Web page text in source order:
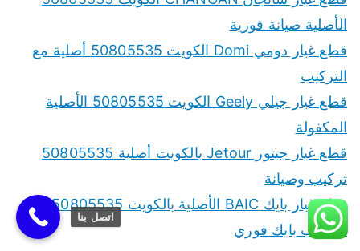
الأصلية صيانة فورية
قطع غيار دومي Domi الكويت 50805535 أصلية مع
التركيب
قطع غيار جيلي Geely الكويت 50805535 الأصلية
المكفولة
قطع غيار جيتور Jetour بالكويت أصلية 50805535
تركيب وصيانة
قطع غيار بايك BAIC الأصلية بالكويت 50805535
سكراب بايك فوري
اتصل بنا